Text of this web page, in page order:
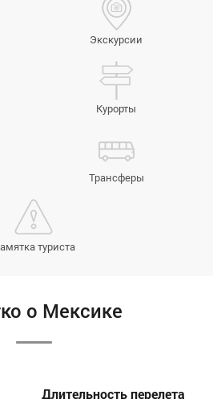
Экскурсии
Курорты
Трансферы
туриста
о Мексике
Длительность перелета